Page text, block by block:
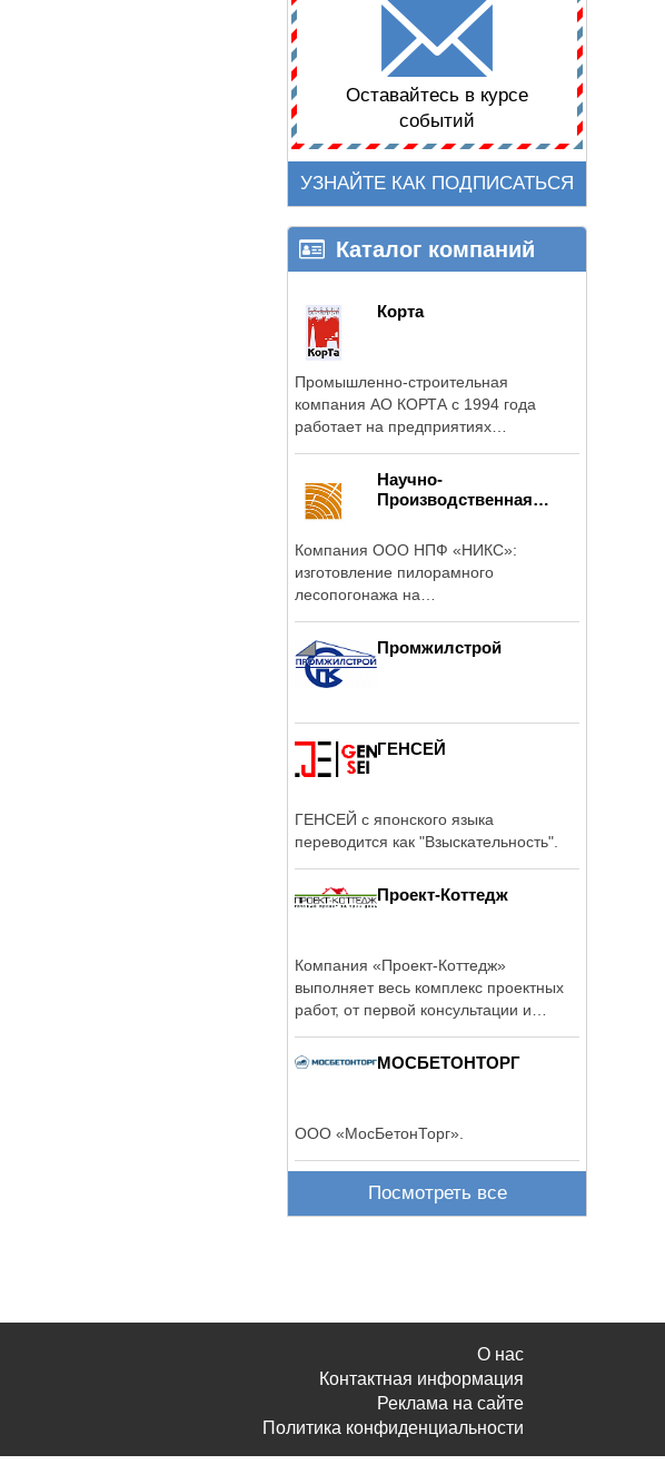
Оставайтесь в курсе
событий
УЗНАЙТЕ КАК ПОДПИСАТЬСЯ
Каталог компаний
Корта
Промышленно-строительная
компания АО КОРТА с 1994 года
работает на предприятиях
Научно-
Производственная
Компания ООО НПФ «НИКС»:
изготовление пилорамного
лесопогонажа на
Промжилстрой
ГЕНСЕЙ
ГЕНСЕЙ с японского языка
переводится как "Взыскательность".
Проект-Коттедж
Компания «Проект-Коттедж»
выполняет весь комплекс проектных
работ, от первой консультации и
МОСБЕТОНТОРГ
ООО «МосБетонТорг».
Посмотреть все
О нас
Контактная информация
Реклама на сайте
Политика конфиденциальности